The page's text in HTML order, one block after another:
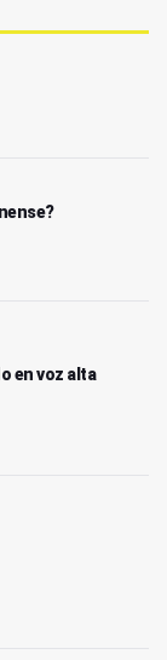
en voz alta